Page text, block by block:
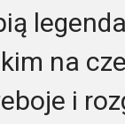
na
i